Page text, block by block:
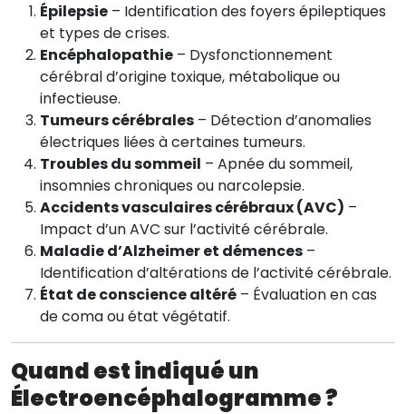
Épilepsie – Identification des foyers épileptiques
et types de crises.
Encéphalopathie – Dysfonctionnement
cérébral d’origine toxique, métabolique ou
infectieuse.
Tumeurs cérébrales – Détection d’anomalies
électriques liées à certaines tumeurs.
Troubles du sommeil – Apnée du sommeil,
insomnies chroniques ou narcolepsie.
Accidents vasculaires cérébraux (AVC) –
Impact d’un AVC sur l’activité cérébrale.
Maladie d’Alzheimer et démences –
Identification d’altérations de l’activité cérébrale.
État de conscience altéré – Évaluation en cas
de coma ou état végétatif.
Quand est indiqué un
Électroencéphalogramme ?